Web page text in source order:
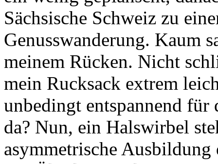
Sächsische Schweiz zu
Genusswanderung. Kaum
meinem Rücken. Nicht
mein Rucksack extrem
unbedingt entspannend
da? Nun, ein Halswirbel
asymmetrische